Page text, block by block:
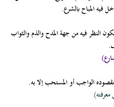
فيه المباح بالشرع.
النظر فيه من جهة المدح والذم والثواب
الواجب أو المستحب إلا به.
معرفته)